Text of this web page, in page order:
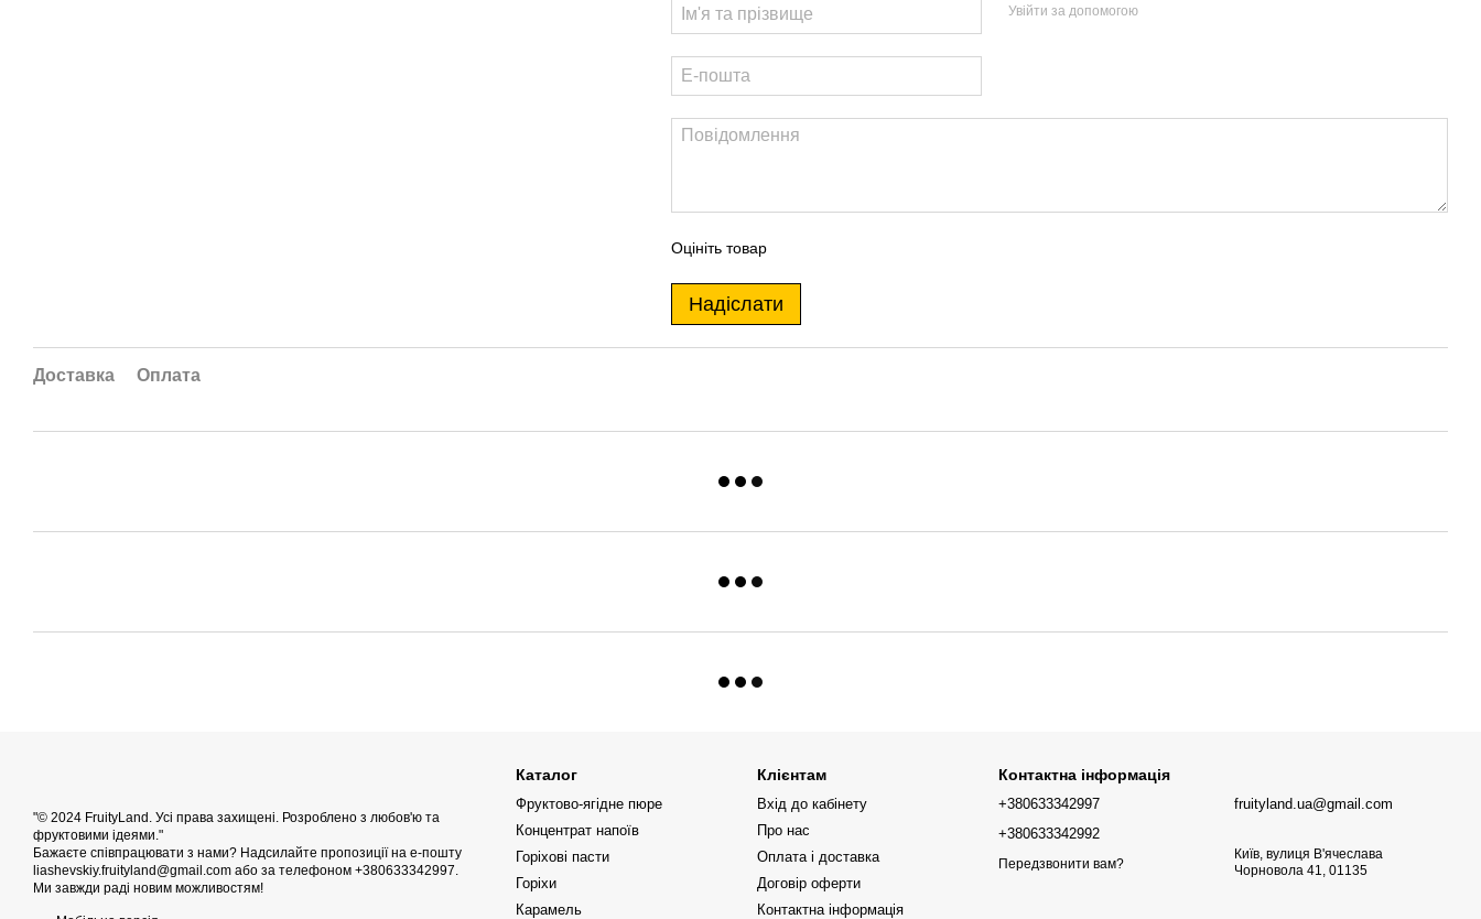
Увійти за допомогою
Оцініть товар
Надіслати
Доставка Оплата
"© 2024 FruityLand. Усі права захищені. Розроблено з любов'ю та
фруктовими ідеями."
Бажаєте співпрацювати з нами? Надсилайте пропозиції на е-пошту
liashevskiy.fruityland@gmail.com або за телефоном +380633342997.
Ми завжди раді новим можливостям!
Каталог
Фруктово-ягідне пюре
Концентрат напоїв
Горіхові пасти
Горіхи
Карамель
Клієнтам
Вхід до кабінету
Про нас
Оплата і доставка
Договір оферти
Контактна інформація
Контактна інформація
+380633342997
+380633342992
Передзвонити вам?
fruityland.ua@gmail.com
Київ, вулиця В'ячеслава
Чорновола 41, 01135